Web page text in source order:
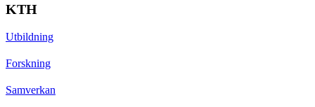
KTH
Utbildning
Forskning
Samverkan